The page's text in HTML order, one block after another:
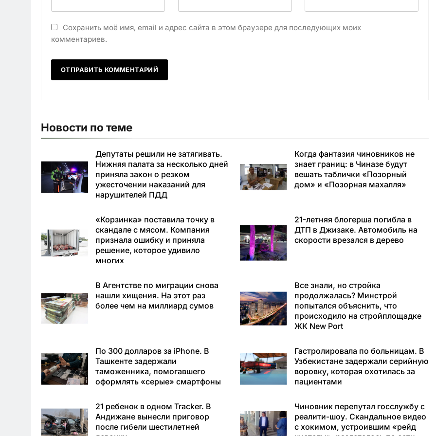
Сохранить моё имя, email и адрес сайта в этом браузере для последующих моих
комментариев.
Новости по теме
Депутаты решили не затягивать.
Нижняя палата за несколько дней
приняла закон о резком
ужесточении наказаний для
нарушителей ПДД
Когда фантазия чиновников не
знает границ: в Чиназе будут
вешать таблички «Позорный
дом» и «Позорная махалля»
«Корзинка» поставила точку в
скандале с мясом. Компания
признала ошибку и приняла
решение, которое удивило
многих
21-летняя блогерша погибла в
ДТП в Джизаке. Автомобиль на
скорости врезался в дерево
В Агентстве по миграции снова
нашли хищения. На этот раз
более чем на миллиард сумов
Все знали, но стройка
продолжалась? Минстрой
попытался объяснить, что
происходило на стройплощадке
ЖК New Port
По 300 долларов за iPhone. В
Ташкенте задержали
таможенника, помогавшего
оформлять «серые» смартфоны
Гастролировала по больницам. В
Узбекистане задержали серийную
воровку, которая охотилась за
пациентами
21 ребенок в одном Tracker. В
Андижане вынесли приговор
после гибели шестилетней
Чиновник перепутал госслужбу с
реалити-шоу. Скандальное видео
с хокимом, устроившим «рейд